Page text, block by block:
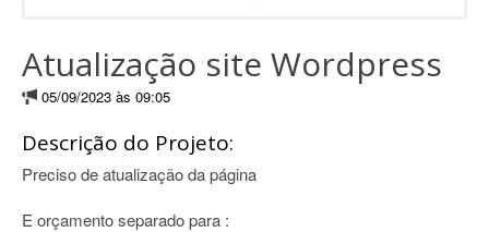
Atualização site Wordpress
05/09/2023 às 09:05
Descrição do Projeto:
Preciso de atualização da página
E orçamento separado para :